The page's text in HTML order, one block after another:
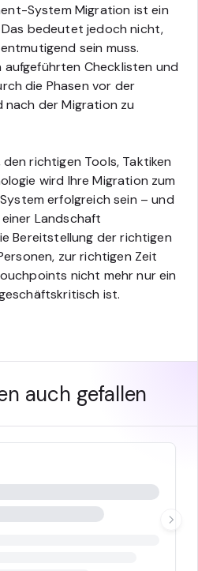
System Migration ist ein
bedeutet jedoch nicht,
sein muss.
aufgeführten Checklisten und
die Phasen vor der
nach der Migration zu
richtigen Tools, Taktiken
wird Ihre Migration zum
erfolgreich sein – und
Landschaft
Bereitstellung der richtigen
zur richtigen Zeit
nicht mehr nur ein
ist.
auch gefallen